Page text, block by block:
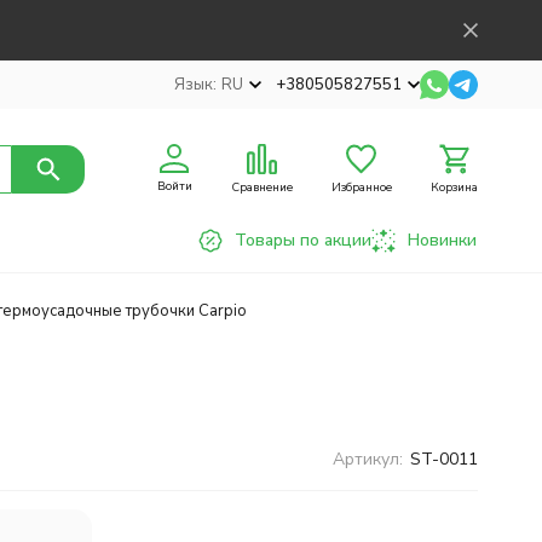
Язык: RU +380505827551
Войти Сравнение Избранное Корзина
Товары по акции Новинки
трубочки Carpio
Артикул: ST-0011